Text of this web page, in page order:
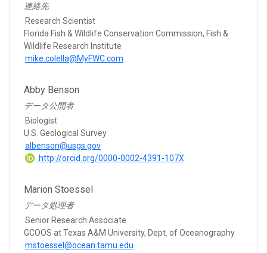
連絡先
Research Scientist
Florida Fish & Wildlife Conservation Commission, Fish &
Wildlife Research Institute
mike.colella@MyFWC.com
Abby Benson
データ公開者
Biologist
U.S. Geological Survey
albenson@usgs.gov
http://orcid.org/0000-0002-4391-107X
Marion Stoessel
データ処理者
Senior Research Associate
GCOOS at Texas A&M University, Dept. of Oceanography
mstoessel@ocean.tamu.edu